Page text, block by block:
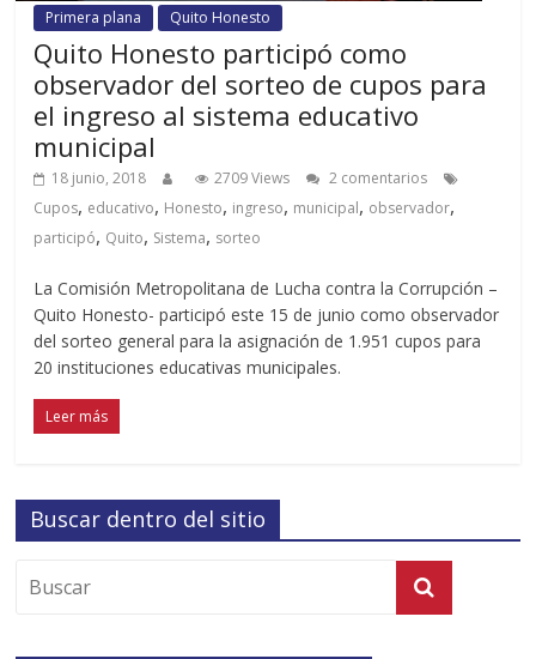
Primera plana Quito Honesto
Quito Honesto participó como
observador del sorteo de cupos para
el ingreso al sistema educativo
municipal
18 junio, 2018 2709 Views
2 comentarios
Cupos, educativo, Honesto, ingreso, municipal, observador,
participó, Quito, Sistema, sorteo
La Comisión Metropolitana de Lucha contra la Corrupción –
Quito Honesto- participó este 15 de junio como observador
del sorteo general para la asignación de 1.951 cupos para
20 instituciones educativas municipales.
Leer más
Buscar dentro del sitio